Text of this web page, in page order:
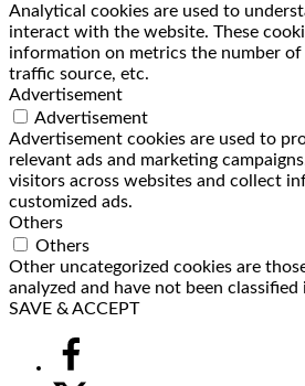
Analytical cookies are used to
interact with the website. These
information on metrics the number
traffic source, etc.
Advertisement
Advertisement
Advertisement cookies are used to
relevant ads and marketing
visitors across websites and collect
customized ads.
Others
Others
Other uncategorized cookies are
analyzed and have not been
SAVE & ACCEPT